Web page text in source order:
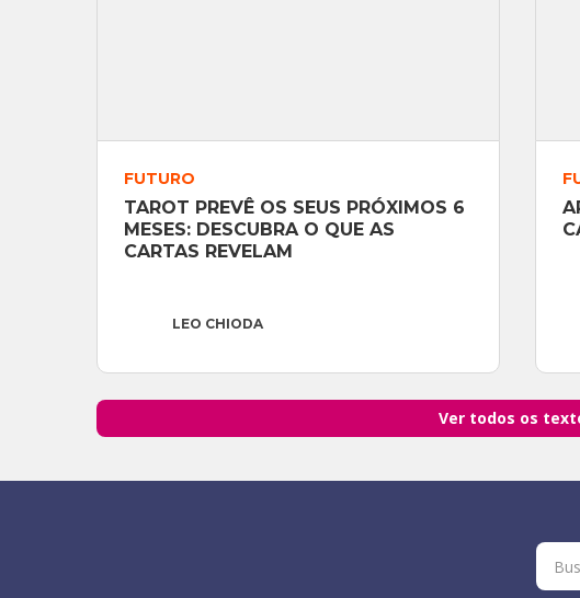
FUTURO
TAROT PREVÊ OS SEUS PRÓXIMOS 6
MESES: DESCUBRA O QUE AS
CARTAS REVELAM
LEO CHIODA
Ver todos os